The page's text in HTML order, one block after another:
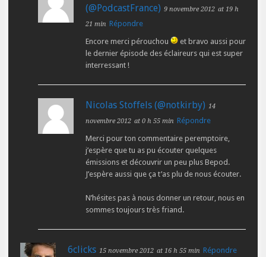
(@PodcastFrance) 9 novembre 2012 at 19 h
21 min Répondre
Encore merci pérouchou
et bravo aussi pour
le dernier épisode des éclaireurs qui est super
interressant !
Nicolas Stoffels (@notkirby) 14
novembre 2012 at 0 h 55 min Répondre
Merci pour ton commentaire peremptoire,
j’espère que tu as pu écouter quelques
émissions et découvrir un peu plus Bepod.
J’espère aussi que ça t’as plu de nous écouter.
N’hésites pas à nous donner un retour, nous en
sommes toujours très friand.
6clicks 15 novembre 2012 at 16 h 55 min Répondre